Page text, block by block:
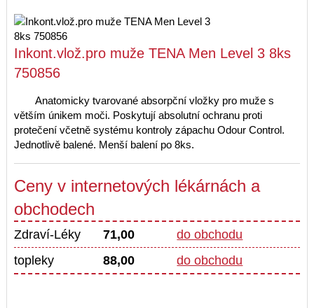
Inkont.vlož.pro muže TENA Men Level 3 8ks
750856
Anatomicky tvarované absorpční vložky pro muže s
větším únikem moči. Poskytují absolutní ochranu proti
protečení včetně systému kontroly zápachu Odour Control.
Jednotlivě balené. Menší balení po 8ks.
Ceny v internetových lékárnách a
obchodech
Zdraví-Léky 71,00
do obchodu
topleky
88,00 do obchodu